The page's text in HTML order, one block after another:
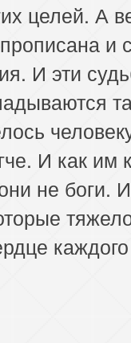
целей. А
и
И эти
И как им
не боги.